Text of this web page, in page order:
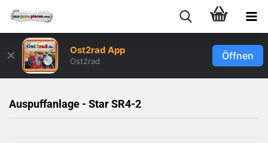
✕ Ost2rad App
Ost2rad Öffnen
Auspuffanlage - Star SR4-2